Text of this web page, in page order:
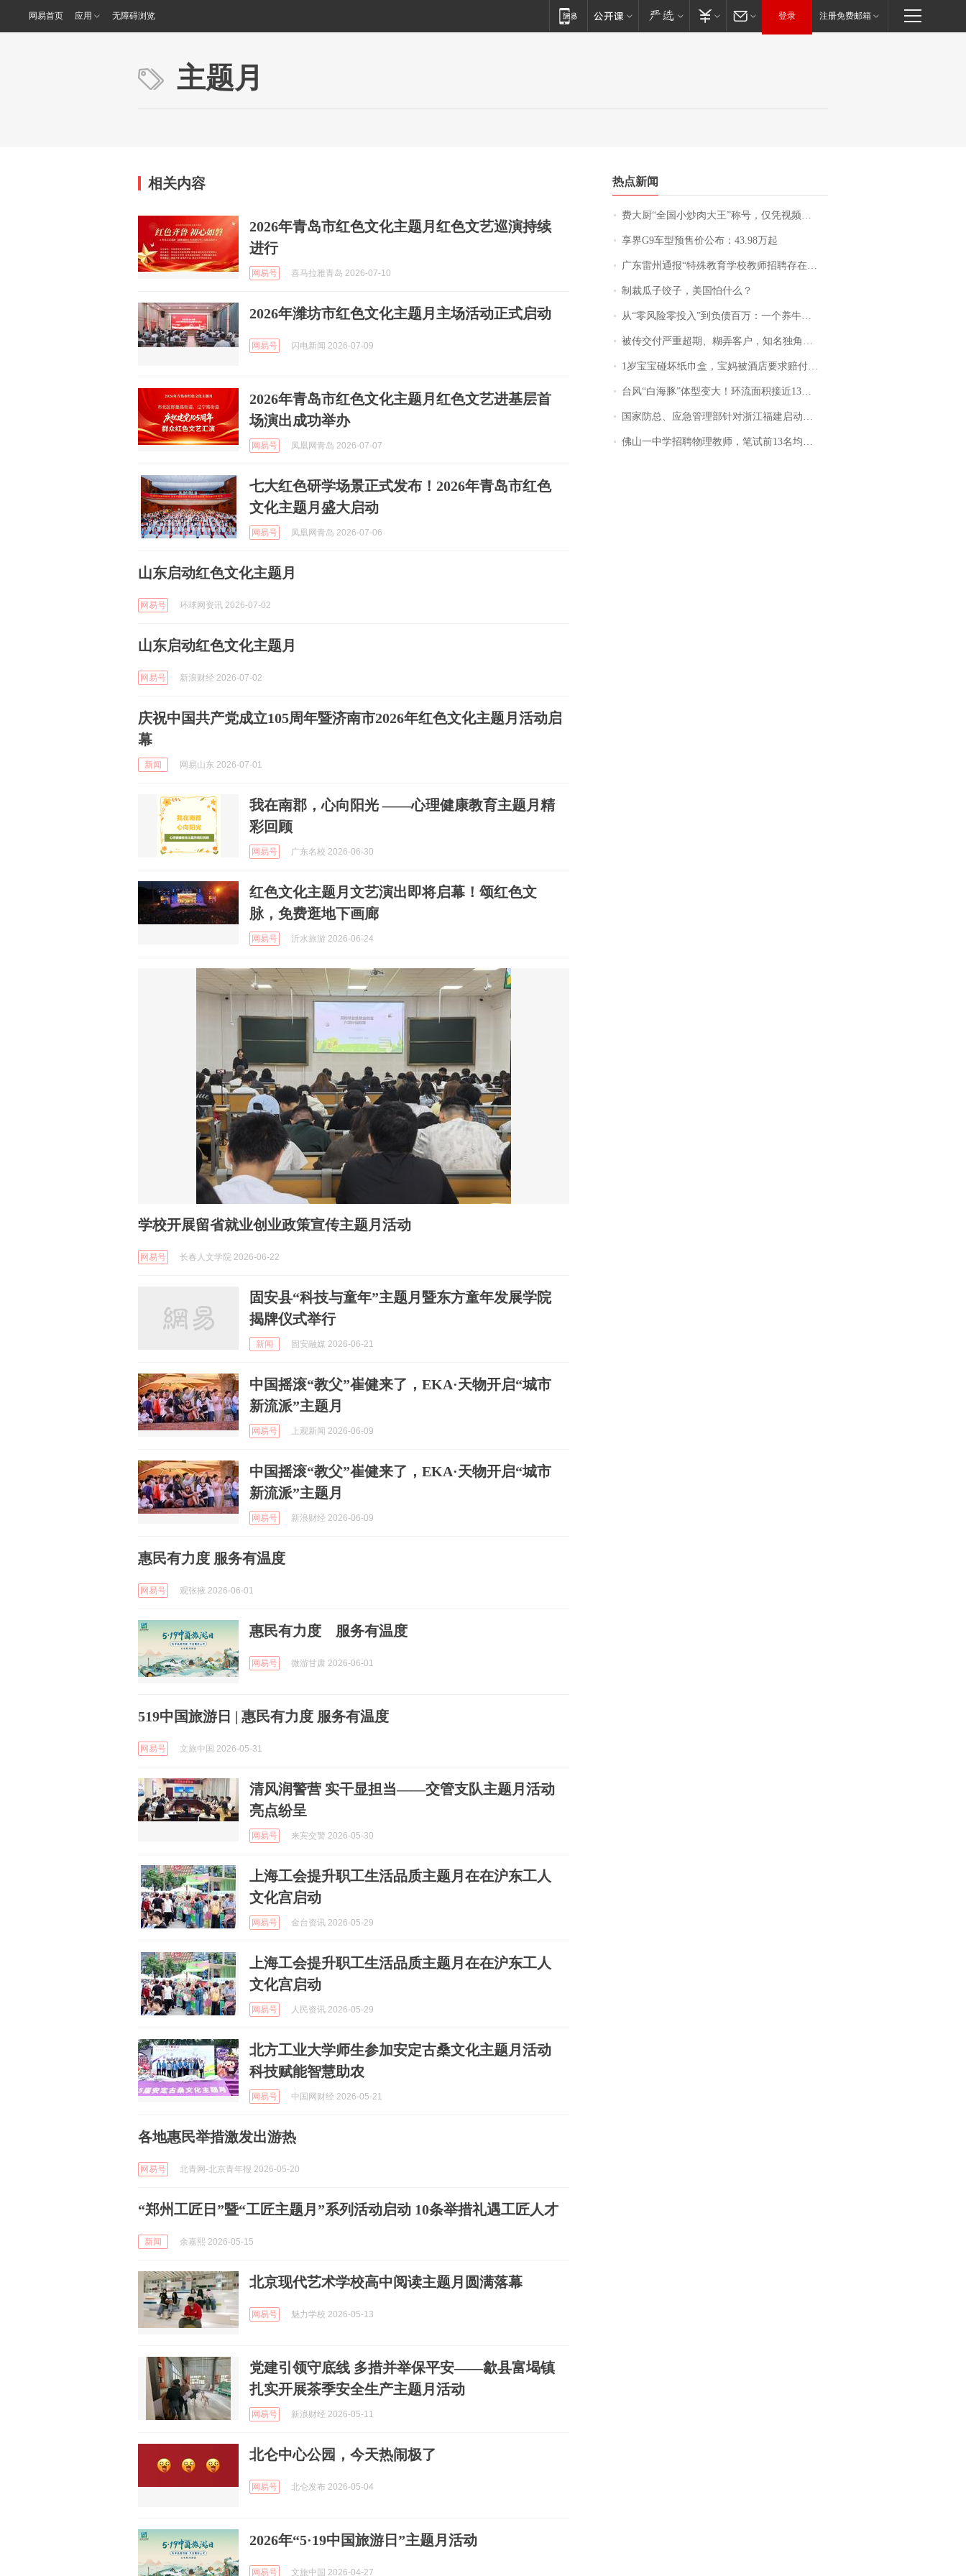
网易首页 应用 无障碍浏览 登录 注册免费邮箱
主题月
相关内容
2026年青岛市红色文化主题月红色文艺巡演持续
进行
网易号 喜马拉雅青岛 2026-07-10
2026年潍坊市红色文化主题月主场活动正式启动
网易号 闪电新闻 2026-07-09
2026年青岛市红色文化主题月红色文艺进基层首
场演出成功举办
网易号 凤凰网青岛 2026-07-07
七大红色研学场景正式发布！2026年青岛市红色
文化主题月盛大启动
网易号 凤凰网青岛 2026-07-06
山东启动红色文化主题月
网易号 环球网资讯 2026-07-02
山东启动红色文化主题月
网易号 新浪财经 2026-07-02
庆祝中国共产党成立105周年暨济南市2026年红色文化主题月活动启
幕
新闻 网易山东 2026-07-01
我在南郡，心向阳光 ——心理健康教育主题月精
彩回顾
网易号 广东名校 2026-06-30
红色文化主题月文艺演出即将启幕！颂红色文
脉，免费逛地下画廊
网易号 沂水旅游 2026-06-24
学校开展留省就业创业政策宣传主题月活动
网易号 长春人文学院 2026-06-22
固安县“科技与童年”主题月暨东方童年发展学院
揭牌仪式举行
新闻 固安融媒 2026-06-21
中国摇滚“教父”崔健来了，EKA·天物开启“城市
新流派”主题月
网易号 上观新闻 2026-06-09
中国摇滚“教父”崔健来了，EKA·天物开启“城市
新流派”主题月
网易号 新浪财经 2026-06-09
惠民有力度 服务有温度
网易号 观张掖 2026-06-01
惠民有力度 服务有温度
网易号 微游甘肃 2026-06-01
519中国旅游日 | 惠民有力度 服务有温度
网易号 文旅中国 2026-05-31
清风润警营 实干显担当——交管支队主题月活动
亮点纷呈
网易号 来宾交警 2026-05-30
上海工会提升职工生活品质主题月在在沪东工人
文化宫启动
网易号 金台资讯 2026-05-29
上海工会提升职工生活品质主题月在在沪东工人
文化宫启动
网易号 人民资讯 2026-05-29
北方工业大学师生参加安定古桑文化主题月活动
科技赋能智慧助农
网易号 中国网财经 2026-05-21
各地惠民举措激发出游热
网易号 北青网-北京青年报 2026-05-20
“郑州工匠日”暨“工匠主题月”系列活动启动 10条举措礼遇工匠人才
新闻 余嘉熙 2026-05-15
北京现代艺术学校高中阅读主题月圆满落幕
网易号 魅力学校 2026-05-13
党建引领守底线 多措并举保平安——歙县富堨镇
扎实开展茶季安全生产主题月活动
网易号 新浪财经 2026-05-11
北仑中心公园，今天热闹极了
网易号 北仑发布 2026-05-04
2026年“5·19中国旅游日”主题月活动
网易号 文旅中国 2026-04-27
热点新闻
费大厨“全国小炒肉大王”称号，仅凭视频评出？中国烹饪协会回应
享界G9车型预售价公布：43.98万起
广东雷州通报“特殊教育学校教师招聘存在违规行为”：已启动问责程序 副校长被停职
制裁瓜子饺子，美国怕什么？
从“零风险零投入”到负债百万：一个养牛项目崩盘后，谁该为农户的贷款买单丨红星调查
被传交付严重超期、糊弄客户，知名独角兽车企创始人回应：都没证据，将依法采取措施，“本人长期与美国交管局保持沟通，对方表示肯定”
1岁宝宝碰坏纸巾盒，宝妈被酒店要求赔付924元！三亚一酒店回复：骨瓷定制！网友一查价格，吵翻了
台风“白海豚”体型变大！环流面积接近13个浙江那么大
国家防总、应急管理部针对浙江福建启动防汛防台风四级应急响应
佛山一中学招聘物理教师，笔试前13名均遭淘汰？教育局：已叫停招聘，成立调查组全面核查